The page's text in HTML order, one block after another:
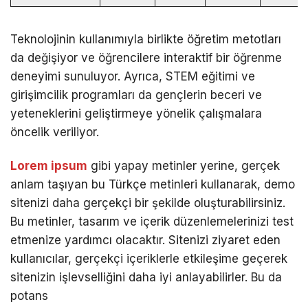
Teknolojinin kullanımıyla birlikte öğretim metotları
da değişiyor ve öğrencilere interaktif bir öğrenme
deneyimi sunuluyor. Ayrıca, STEM eğitimi ve
girişimcilik programları da gençlerin beceri ve
yeteneklerini geliştirmeye yönelik çalışmalara
öncelik veriliyor.
Lorem ipsum gibi yapay metinler yerine, gerçek
anlam taşıyan bu Türkçe metinleri kullanarak, demo
sitenizi daha gerçekçi bir şekilde oluşturabilirsiniz.
Bu metinler, tasarım ve içerik düzenlemelerinizi test
etmenize yardımcı olacaktır. Sitenizi ziyaret eden
kullanıcılar, gerçekçi içeriklerle etkileşime geçerek
sitenizin işlevselliğini daha iyi anlayabilirler. Bu da
potans